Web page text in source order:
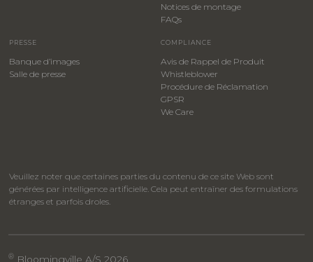
Notices de montage
FAQs
PRESSE
Banque d’images
Salle de presse
COMPLIANCE
Avis de Rappel de Produit
Whistleblower
​Procédure de Réclamation
GPSR
We Care
Veuillez noter que certaines parties du contenu de ce site Web sont
générées par intelligence artificielle. Cela peut entraîner des formulations
étranges et parfois droles.
® Bloomingville A/S 2026